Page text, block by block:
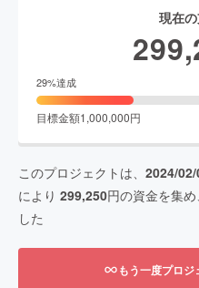
現在
29%達成
目標金額1,000,000円
このプロジェクトは、 2024/02/
により 299,250円の資金を集め
した
もう一度プロ